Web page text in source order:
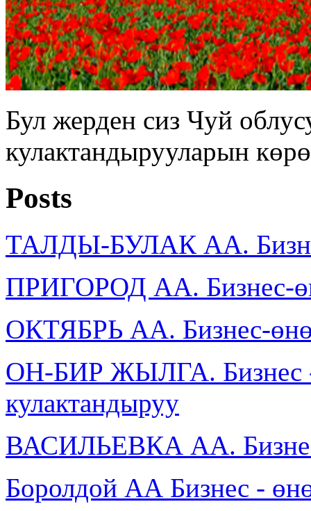
Бул жерден сиз Чуй
кулактандырууларын
Posts
ТАЛДЫ-БУЛАК АА.
ПРИГОРОД АА. Бизнес-
ОКТЯБРЬ АА. Бизнес-
ОН-БИР ЖЫЛГА. Бизнес -
кулактандыруу
ВАСИЛЬЕВКА АА.
Боролдой АА Бизнес -